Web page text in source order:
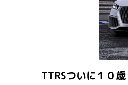
TTRSついに１０歳